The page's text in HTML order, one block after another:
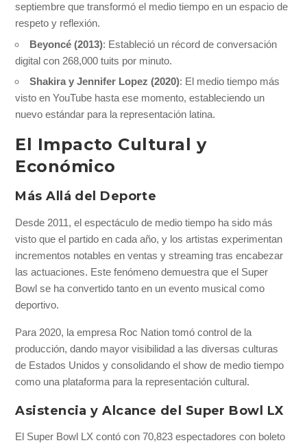
septiembre que transformó el medio tiempo en un espacio de
respeto y reflexión.
Beyoncé (2013): Estableció un récord de conversación
digital con 268,000 tuits por minuto.
Shakira y Jennifer Lopez (2020): El medio tiempo más
visto en YouTube hasta ese momento, estableciendo un
nuevo estándar para la representación latina.
El Impacto Cultural y
Económico
Más Allá del Deporte
Desde 2011, el espectáculo de medio tiempo ha sido más
visto que el partido en cada año, y los artistas experimentan
incrementos notables en ventas y streaming tras encabezar
las actuaciones. Este fenómeno demuestra que el Super
Bowl se ha convertido tanto en un evento musical como
deportivo.
Para 2020, la empresa Roc Nation tomó control de la
producción, dando mayor visibilidad a las diversas culturas
de Estados Unidos y consolidando el show de medio tiempo
como una plataforma para la representación cultural.
Asistencia y Alcance del Super Bowl LX
El Super Bowl LX contó con 70,823 espectadores con boleto